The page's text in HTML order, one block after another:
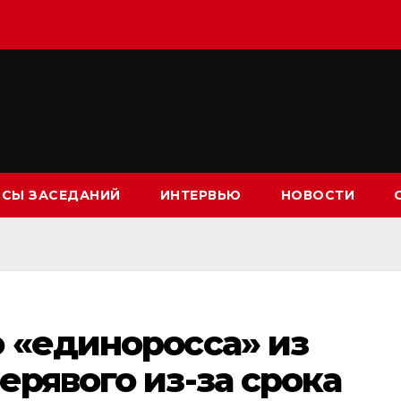
ЗАСЕДАНИЙ ИНТЕРВЬЮ НОВОСТИ
из
из-за срока